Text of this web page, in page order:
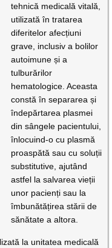
tehnică medicală vitală,
utilizată în tratarea
diferitelor afecțiuni
grave, inclusiv a bolilor
autoimune și a
tulburărilor
hematologice. Aceasta
constă în separarea și
îndepărtarea plasmei
din sângele pacientului,
înlocuind-o cu plasmă
proaspătă sau cu soluții
substitutive, ajutând
astfel la salvarea vieții
unor pacienți sau la
îmbunătățirea stării de
sănătate a altora.
la unitatea medicală